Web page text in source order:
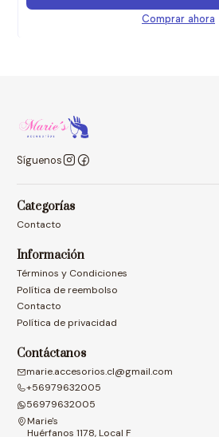
Comprar ahora
Síguenos
Categorías
Contacto
Información
Términos y Condiciones
Política de reembolso
Contacto
Política de privacidad
Contáctanos
marie.accesorios.cl@gmail.com
+56979632005
56979632005
Marie's
Huérfanos 1178, Local F